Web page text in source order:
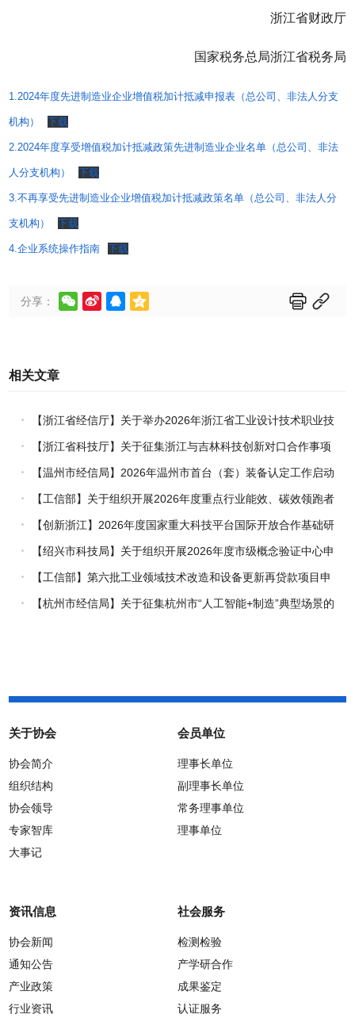
浙江省财政厅
国家税务总局浙江省税务局
1.2024年度先进制造业企业增值税加计抵减申报表（总公司、非法人分支
机构） 下载
2.2024年度享受增值税加计抵减政策先进制造业企业名单（总公司、非法
人分支机构） 下载
3.不再享受先进制造业企业增值税加计抵减政策名单（总公司、非法人分
支机构） 下载
4.企业系统操作指南 下载
分享：      
相关文章
【浙江省经信厅】关于举办2026年浙江省工业设计技术职业技
能竞赛的通知
【浙江省科技厅】关于征集浙江与吉林科技创新对口合作事项
的通知【温州市经信局】2026年温州市首台（套）装备认定工作启动
【工信部】关于组织开展2026年度重点行业能效、碳效领跑者
企业推荐工作的通知
【创新浙江】2026年度国家重大科技平台国际开放合作基础研
究专项（试点）项目指南
【绍兴市科技局】关于组织开展2026年度市级概念验证中心申
报工作的通知
【工信部】第六批工业领域技术改造和设备更新再贷款项目申
报工作启动
【杭州市经信局】关于征集杭州市“人工智能+制造”典型场景的
关于协会
协会简介
组织结构
协会领导
专家智库
大事记
会员单位
理事长单位
副理事长单位
常务理事单位
理事单位
资讯信息
协会新闻
通知公告
产业政策
行业资讯
社会服务
检测检验
产学研合作
成果鉴定
认证服务